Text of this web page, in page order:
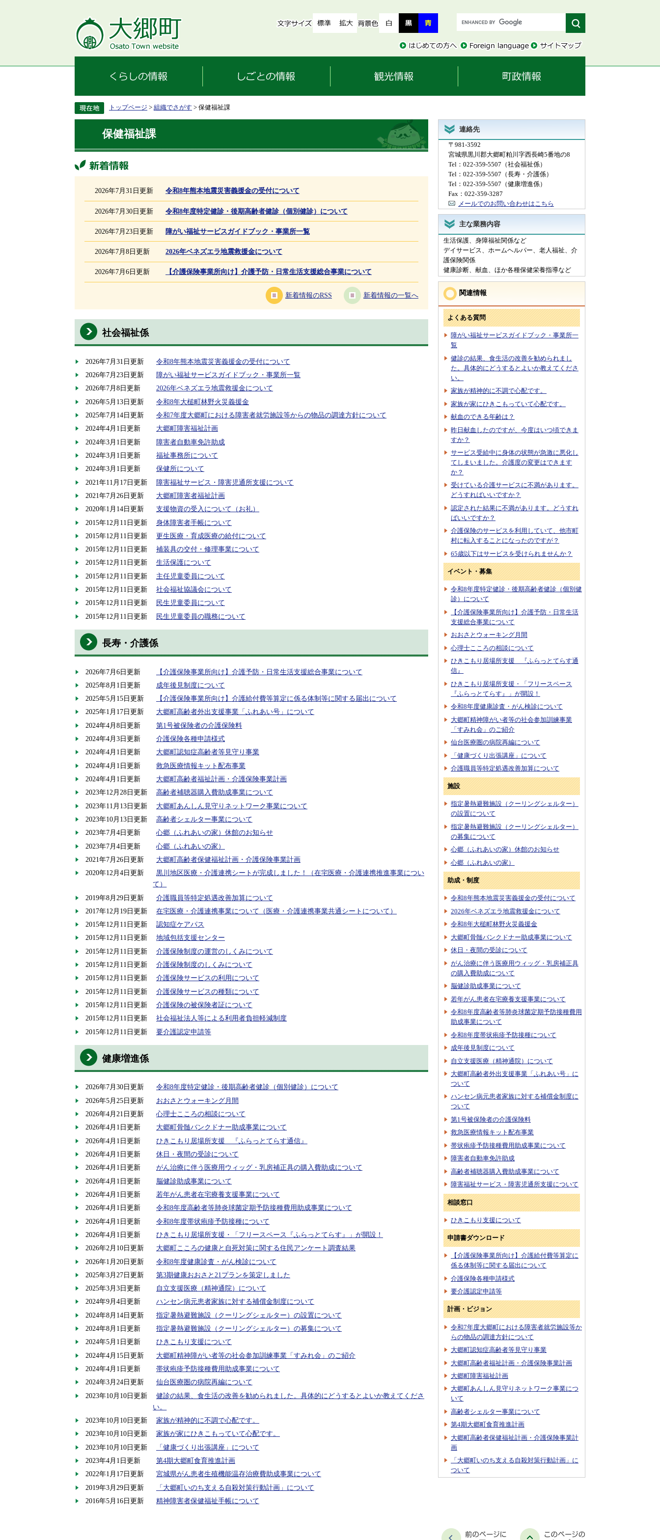
トップページ > 組織でさがす > 保健福祉課
保健福祉課
2026年7月31日更新 令和8年熊本地震災害義援金の受付について
2026年7月30日更新 令和8年度特定健診・後期高齢者健診（個別健診）について
2026年7月23日更新 障がい福祉サービスガイドブック・事業所一覧
2026年7月8日更新 2026年ベネズエラ地震救援金について
2026年7月6日更新 【介護保険事業所向け】介護予防・日常生活支援総合事業について
新着情報のRSS 新着情報の一覧へ
社会福祉係
2026年7月31日更新
令和8年熊本地震災害義援金の受付について
2026年7月23日更新
障がい福祉サービスガイドブック・事業所一覧
2026年7月8日更新
2026年ベネズエラ地震救援金について
2026年5月13日更新
令和8年大槌町林野火災義援金
2025年7月14日更新
令和7年度大郷町における障害者就労施設等からの物品の調達方針について
2024年4月1日更新
大郷町障害福祉計画
2024年3月1日更新
障害者自動車免許助成
2024年3月1日更新
福祉事務所について
2024年3月1日更新
保健所について
2021年11月17日更新
障害福祉サービス・障害児通所支援について
2021年7月26日更新
大郷町障害者福祉計画
2020年1月14日更新
支援物資の受入について（お礼）
2015年12月11日更新
身体障害者手帳について
2015年12月11日更新
更生医療・育成医療の給付について
2015年12月11日更新
補装具の交付・修理事業について
2015年12月11日更新
生活保護について
2015年12月11日更新
主任児童委員について
2015年12月11日更新
社会福祉協議会について
2015年12月11日更新
民生児童委員について
2015年12月11日更新
民生児童委員の職務について
長寿・介護係
2026年7月6日更新
【介護保険事業所向け】介護予防・日常生活支援総合事業について
2025年8月1日更新
成年後見制度について
2025年5月15日更新
【介護保険事業所向け】介護給付費等算定に係る体制等に関する届出について
2025年1月17日更新
大郷町高齢者外出支援事業「ふれあい号」について
2024年4月8日更新
第1号被保険者の介護保険料
2024年4月3日更新
介護保険各種申請様式
2024年4月1日更新
大郷町認知症高齢者等見守り事業
2024年4月1日更新
救急医療情報キット配布事業
2024年4月1日更新
大郷町高齢者福祉計画・介護保険事業計画
2023年12月28日更新
高齢者補聴器購入費助成事業について
2023年11月13日更新
大郷町あんしん見守りネットワーク事業について
2023年10月13日更新
高齢者シェルター事業について
2023年7月4日更新
心郷（ふれあいの家）休館のお知らせ
2023年7月4日更新
心郷（ふれあいの家）
2021年7月26日更新
大郷町高齢者保健福祉計画・介護保険事業計画
2020年12月4日更新
黒川地区医療・介護連携シートが完成しました！（在宅医療・介護連携推進事業につい
て）
2019年8月29日更新
介護職員等特定処遇改善加算について
2017年12月19日更新
在宅医療・介護連携事業について（医療・介護連携事業共通シートについて）
2015年12月11日更新
認知症ケアパス
2015年12月11日更新
地域包括支援センター
2015年12月11日更新
介護保険制度の運営のしくみについて
2015年12月11日更新
介護保険制度のしくみについて
2015年12月11日更新
介護保険サービスの利用について
2015年12月11日更新
介護保険サービスの種類について
2015年12月11日更新
介護保険の被保険者証について
2015年12月11日更新
社会福祉法人等による利用者負担軽減制度
2015年12月11日更新
要介護認定申請等
健康増進係
2026年7月30日更新
令和8年度特定健診・後期高齢者健診（個別健診）について
2026年5月25日更新
おおさとウォーキング月間
2026年4月21日更新
心理士こころの相談について
2026年4月1日更新
大郷町骨髄バンクドナー助成事業について
2026年4月1日更新
ひきこもり居場所支援 『ふらっとてらす通信』
2026年4月1日更新
休日・夜間の受診について
2026年4月1日更新
がん治療に伴う医療用ウィッグ・乳房補正具の購入費助成について
2026年4月1日更新
脳健診助成事業について
2026年4月1日更新
若年がん患者在宅療養支援事業について
2026年4月1日更新
令和8年度高齢者等肺炎球菌定期予防接種費用助成事業について
2026年4月1日更新
令和8年度帯状疱疹予防接種について
2026年4月1日更新
ひきこもり居場所支援・「フリースペース『ふらっとてらす』」が開設！
2026年2月10日更新
大郷町こころの健康と自死対策に関する住民アンケート調査結果
2026年1月20日更新
令和8年度健康診査・がん検診について
2025年3月27日更新
第3期健康おおさと21プランを策定しました
2025年3月3日更新
自立支援医療（精神通院）について
2024年9月4日更新
ハンセン病元患者家族に対する補償金制度について
2024年8月14日更新
指定暑熱避難施設（クーリングシェルター）の設置について
2024年8月1日更新
指定暑熱避難施設（クーリングシェルター）の募集について
2024年5月1日更新
ひきこもり支援について
2024年4月15日更新
大郷町精神障がい者等の社会参加訓練事業「すみれ会」のご紹介
2024年4月1日更新
帯状疱疹予防接種費用助成事業について
2024年3月24日更新
仙台医療圏の病院再編について
2023年10月10日更新
健診の結果、食生活の改善を勧められました。具体的にどうするとよいか教えてくださ
い。
2023年10月10日更新
家族が精神的に不調で心配です。
2023年10月10日更新
家族が家にひきこもっていて心配です。
2023年10月10日更新
「健康づくり出張講座」について
2023年4月1日更新
第4期大郷町食育推進計画
2022年1月17日更新
宮城県がん患者生殖機能温存治療費助成事業について
2019年3月29日更新
「大郷町いのち支える自殺対策行動計画」について
2016年5月16日更新
精神障害者保健福祉手帳について
連絡先
〒981-3592
宮城県黒川郡大郷町粕川字西長崎5番地の8
Tel：022-359-5507 （社会福祉係）
Tel：022-359-5507 （長寿・介護係）
Tel：022-359-5507 （健康増進係）
Fax：022-359-3287
メールでのお問い合わせはこちら
主な業務内容
生活保護、身障福祉関係など
デイサービス、ホームヘルパー、老人福祉、介
護保険関係
健康診断、献血、ほか各種保健栄養指導など
関連情報
よくある質問
障がい福祉サービスガイドブック・事業所一
覧
健診の結果、食生活の改善を勧められまし
た。具体的にどうするとよいか教えてくださ
い。
家族が精神的に不調で心配です。
家族が家にひきこもっていて心配です。
献血のできる年齢は？
昨日献血したのですが、今度はいつ頃できま
すか？
サービス受給中に身体の状態が急激に悪化し
てしまいました。介護度の変更はできます
か？
受けている介護サービスに不満があります。
どうすればいいですか？
認定された結果に不満があります。どうすれ
ばいいですか？
介護保険のサービスを利用していて、他市町
村に転入することになったのですが？
65歳以下はサービスを受けられませんか？
イベント・募集
令和8年度特定健診・後期高齢者健診（個別健
診）について
【介護保険事業所向け】介護予防・日常生活
支援総合事業について
おおさとウォーキング月間
心理士こころの相談について
ひきこもり居場所支援 『ふらっとてらす通
信』
ひきこもり居場所支援・「フリースペース
『ふらっとてらす』」が開設！
令和8年度健康診査・がん検診について
大郷町精神障がい者等の社会参加訓練事業
「すみれ会」のご紹介
仙台医療圏の病院再編について
「健康づくり出張講座」について
介護職員等特定処遇改善加算について
施設
指定暑熱避難施設（クーリングシェルター）
の設置について
指定暑熱避難施設（クーリングシェルター）
の募集について
心郷（ふれあいの家）休館のお知らせ
心郷（ふれあいの家）
助成・制度
令和8年熊本地震災害義援金の受付について
2026年ベネズエラ地震救援金について
令和8年大槌町林野火災義援金
大郷町骨髄バンクドナー助成事業について
休日・夜間の受診について
がん治療に伴う医療用ウィッグ・乳房補正具
の購入費助成について
脳健診助成事業について
若年がん患者在宅療養支援事業について
令和8年度高齢者等肺炎球菌定期予防接種費用
助成事業について
令和8年度帯状疱疹予防接種について
成年後見制度について
自立支援医療（精神通院）について
大郷町高齢者外出支援事業「ふれあい号」に
ついて
ハンセン病元患者家族に対する補償金制度に
ついて
第1号被保険者の介護保険料
救急医療情報キット配布事業
帯状疱疹予防接種費用助成事業について
障害者自動車免許助成
高齢者補聴器購入費助成事業について
障害福祉サービス・障害児通所支援について
相談窓口
ひきこもり支援について
申請書ダウンロード
【介護保険事業所向け】介護給付費等算定に
係る体制等に関する届出について
介護保険各種申請様式
要介護認定申請等
計画・ビジョン
令和7年度大郷町における障害者就労施設等か
らの物品の調達方針について
大郷町認知症高齢者等見守り事業
大郷町高齢者福祉計画・介護保険事業計画
大郷町障害福祉計画
大郷町あんしん見守りネットワーク事業につ
いて
高齢者シェルター事業について
第4期大郷町食育推進計画
大郷町高齢者保健福祉計画・介護保険事業計
画
「大郷町いのち支える自殺対策行動計画」に
ついて